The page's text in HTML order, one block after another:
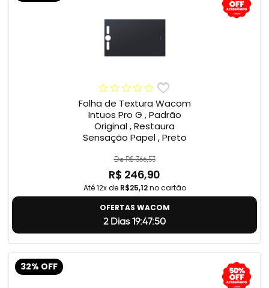
Folha de Textura Wacom
Intuos Pro G , Padrão
Original , Restaura
Sensação Papel , Preto
De R$ 366,53
R$ 246,90
Até 12x de R$25,12no cartão
OFERTAS WACOM
2 Dias 19:47:49
32% OFF